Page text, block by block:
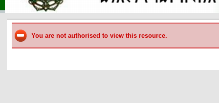
You are not authorised to view this resource.